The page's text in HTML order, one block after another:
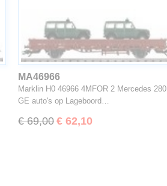
MA46966
Marklin H0 46966 4MFOR 2 Mercedes 280
GE auto's op Lageboord…
€ 69,00 € 62,10